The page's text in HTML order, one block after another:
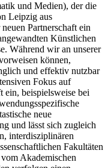
und Medien), der die
Leipzig aus
Partnerschaft ein
Künstlichen
Während wir an unserer
können,
und effektiv nutzbar
Fokus auf
ein, beispielsweise bei
neue
und lässt sich zugleich
interdisziplinären
Fakultäten
Akademischen